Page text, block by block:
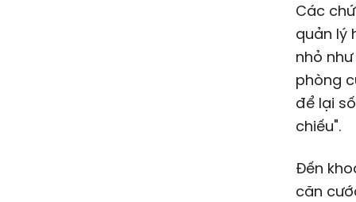
Các
quản lý
nhỏ
phòng
để lại
chiếu".
Đến
căn